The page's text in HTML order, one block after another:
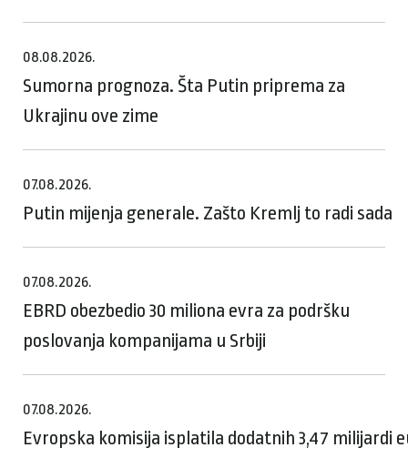
08.08.2026.
Sumorna prognoza. Šta Putin priprema za
Ukrajinu ove zime
07.08.2026.
Putin mijenja generale. Zašto Kremlj to radi sada
07.08.2026.
EBRD obezbedio 30 miliona evra za podršku
poslovanja kompanijama u Srbiji
07.08.2026.
Evropska komisija isplatila dodatnih 3,47 milijardi